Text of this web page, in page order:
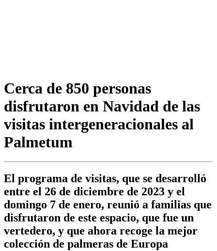
Cerca de 850 personas
disfrutaron en Navidad de las
visitas intergeneracionales al
Palmetum
El programa de visitas, que se desarrolló
entre el 26 de diciembre de 2023 y el
domingo 7 de enero, reunió a familias que
disfrutaron de este espacio, que fue un
vertedero, y que ahora recoge la mejor
colección de palmeras de Europa